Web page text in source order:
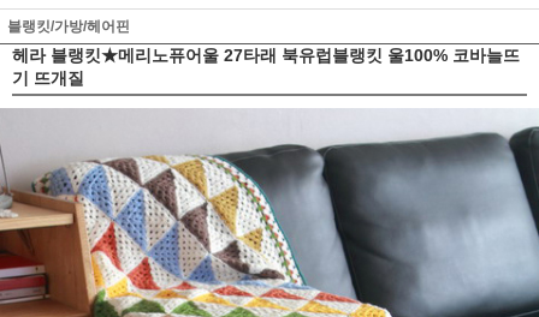
블랭킷/가방/헤어핀
헤라 블랭킷★메리노퓨어울 27타래 북유럽블랭킷 울100% 코바늘뜨
기 뜨개질